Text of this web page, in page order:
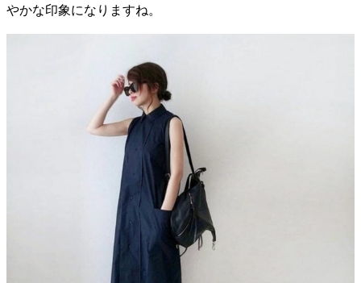
やかな印象になりますね。